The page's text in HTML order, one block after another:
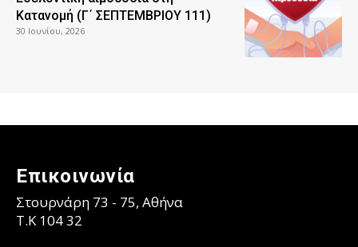
Κατανομή (Γ΄ ΣΕΠΤΕΜΒΡΙΟΥ 111)
30 Ιουνίου, 2026
Επικοινωνία
Στουρνάρη 73 - 75, Αθήνα
T.K 104 32